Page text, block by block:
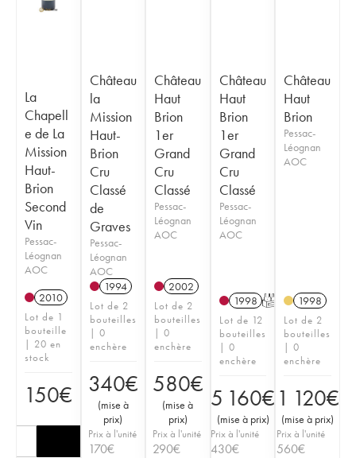
La
Chapell
e de La
Mission
Haut-
Brion
Second
Vin
Pessac-
Léognan
AOC
2010
Lot de 1
bouteille
| 20 en
stock
150€
Château
la
Mission
Haut-
Brion
Cru
Classé
de
Graves
Pessac-
Léognan
AOC
1994
Lot de 2
bouteilles
| 0
enchère
340€
(mise à
prix)
Prix à l'unité
170€
Château
Haut
Brion
1er
Grand
Cru
Classé
Pessac-
Léognan
AOC
2002
Lot de 2
bouteilles
| 0
enchère
580€
(mise à
prix)
Prix à l'unité
290€
Château
Haut
Brion
1er
Grand
Cru
Classé
Pessac-
Léognan
AOC
1998 T
Lot de 12
bouteilles
| 0
enchère
5 160€
(mise à prix)
Prix à l'unité
430€
Château
Haut
Brion
Pessac-
Léognan
AOC
1998
Lot de 2
bouteilles
| 0
enchère
1 120€
(mise à prix)
Prix à l'unité
560€